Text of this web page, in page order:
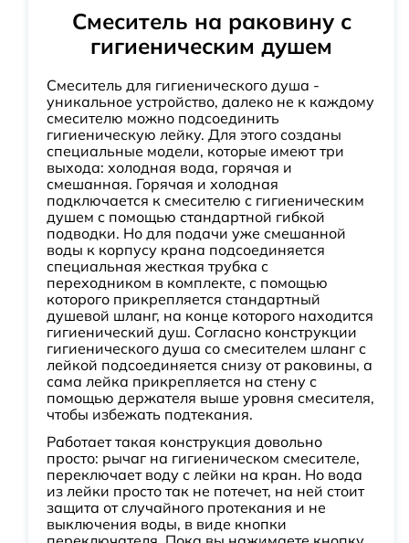
Смеситель на раковину с
гигиеническим душем
Смеситель для гигиенического душа -
уникальное устройство, далеко не к каждому
смесителю можно подсоединить
гигиеническую лейку. Для этого созданы
специальные модели, которые имеют три
выхода: холодная вода, горячая и
смешанная. Горячая и холодная
подключается к смесителю с гигиеническим
душем с помощью стандартной гибкой
подводки. Но для подачи уже смешанной
воды к корпусу крана подсоединяется
специальная жесткая трубка с
переходником в комплекте, с помощью
которого прикрепляется стандартный
душевой шланг, на конце которого находится
гигиенический душ. Согласно конструкции
гигиенического душа со смесителем шланг с
лейкой подсоединяется снизу от раковины, а
сама лейка прикрепляется на стену с
помощью держателя выше уровня смесителя,
чтобы избежать подтекания.
Работает такая конструкция довольно
просто: рычаг на гигиеническом смесителе,
переключает воду с лейки на кран. Но вода
из лейки просто так не потечет, на ней стоит
защита от случайного протекания и не
выключения воды, в виде кнопки